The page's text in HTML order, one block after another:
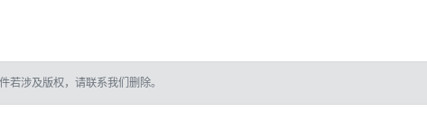
若涉及版权，请联系我们删除。